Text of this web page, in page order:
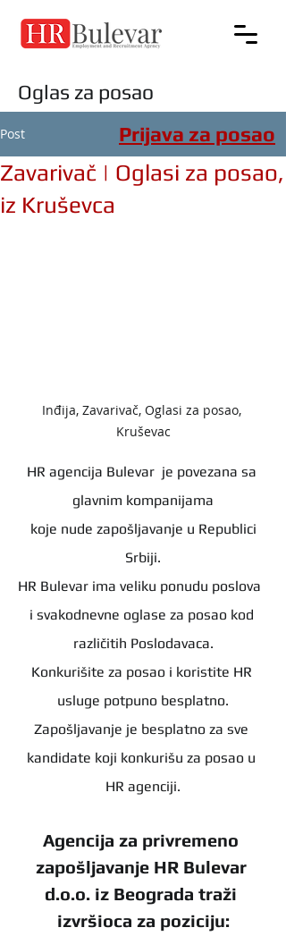
Oglas za posao
Post
Zavarivač | Oglasi za posao,
iz Kruševca
Inđija, Zavarivač, Oglasi za posao,
Kruševac
HR agencija Bulevar  je povezana sa
glavnim kompanijama
Srbiji.
HR Bulevar ima veliku ponudu poslova
i svakodnevne oglase za posao kod
različitih Poslodavaca.
Konkurišite za posao i koristite HR
usluge potpuno besplatno.
Zapošljavanje je besplatno za sve
kandidate koji konkurišu za posao u
HR agenciji.
Agencija za privremeno
zapošljavanje HR Bulevar
d.o.o. iz Beograda traži
izvršioca za poziciju:
Prijava za posao